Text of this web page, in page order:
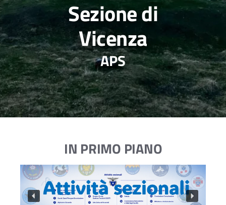
Sezione di
Vicenza
APS
IN PRIMO PIANO